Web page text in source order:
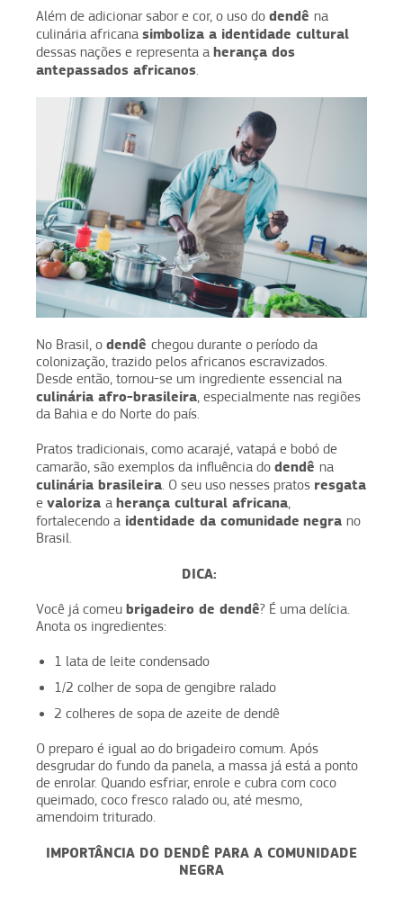
Além de adicionar sabor e cor, o uso do dendê na
culinária africana simboliza a identidade cultural
dessas nações e representa a herança dos
antepassados africanos.
No Brasil, o dendê chegou durante o período da
colonização, trazido pelos africanos escravizados.
Desde então, tornou-se um ingrediente essencial na
culinária afro-brasileira, especialmente nas regiões
da Bahia e do Norte do país.
Pratos tradicionais, como acarajé, vatapá e bobó de
camarão, são exemplos da influência do dendê na
culinária brasileira. O seu uso nesses pratos resgata
e valoriza a herança cultural africana,
fortalecendo a identidade da comunidade negra no
Brasil.
DICA:
Você já comeu brigadeiro de dendê? É uma delícia.
Anota os ingredientes:
1 lata de leite condensado
1/2 colher de sopa de gengibre ralado
2 colheres de sopa de azeite de dendê
O preparo é igual ao do brigadeiro comum. Após
desgrudar do fundo da panela, a massa já está a ponto
de enrolar. Quando esfriar, enrole e cubra com coco
queimado, coco fresco ralado ou, até mesmo,
amendoim triturado.
IMPORTÂNCIA DO DENDÊ PARA A COMUNIDADE
NEGRA